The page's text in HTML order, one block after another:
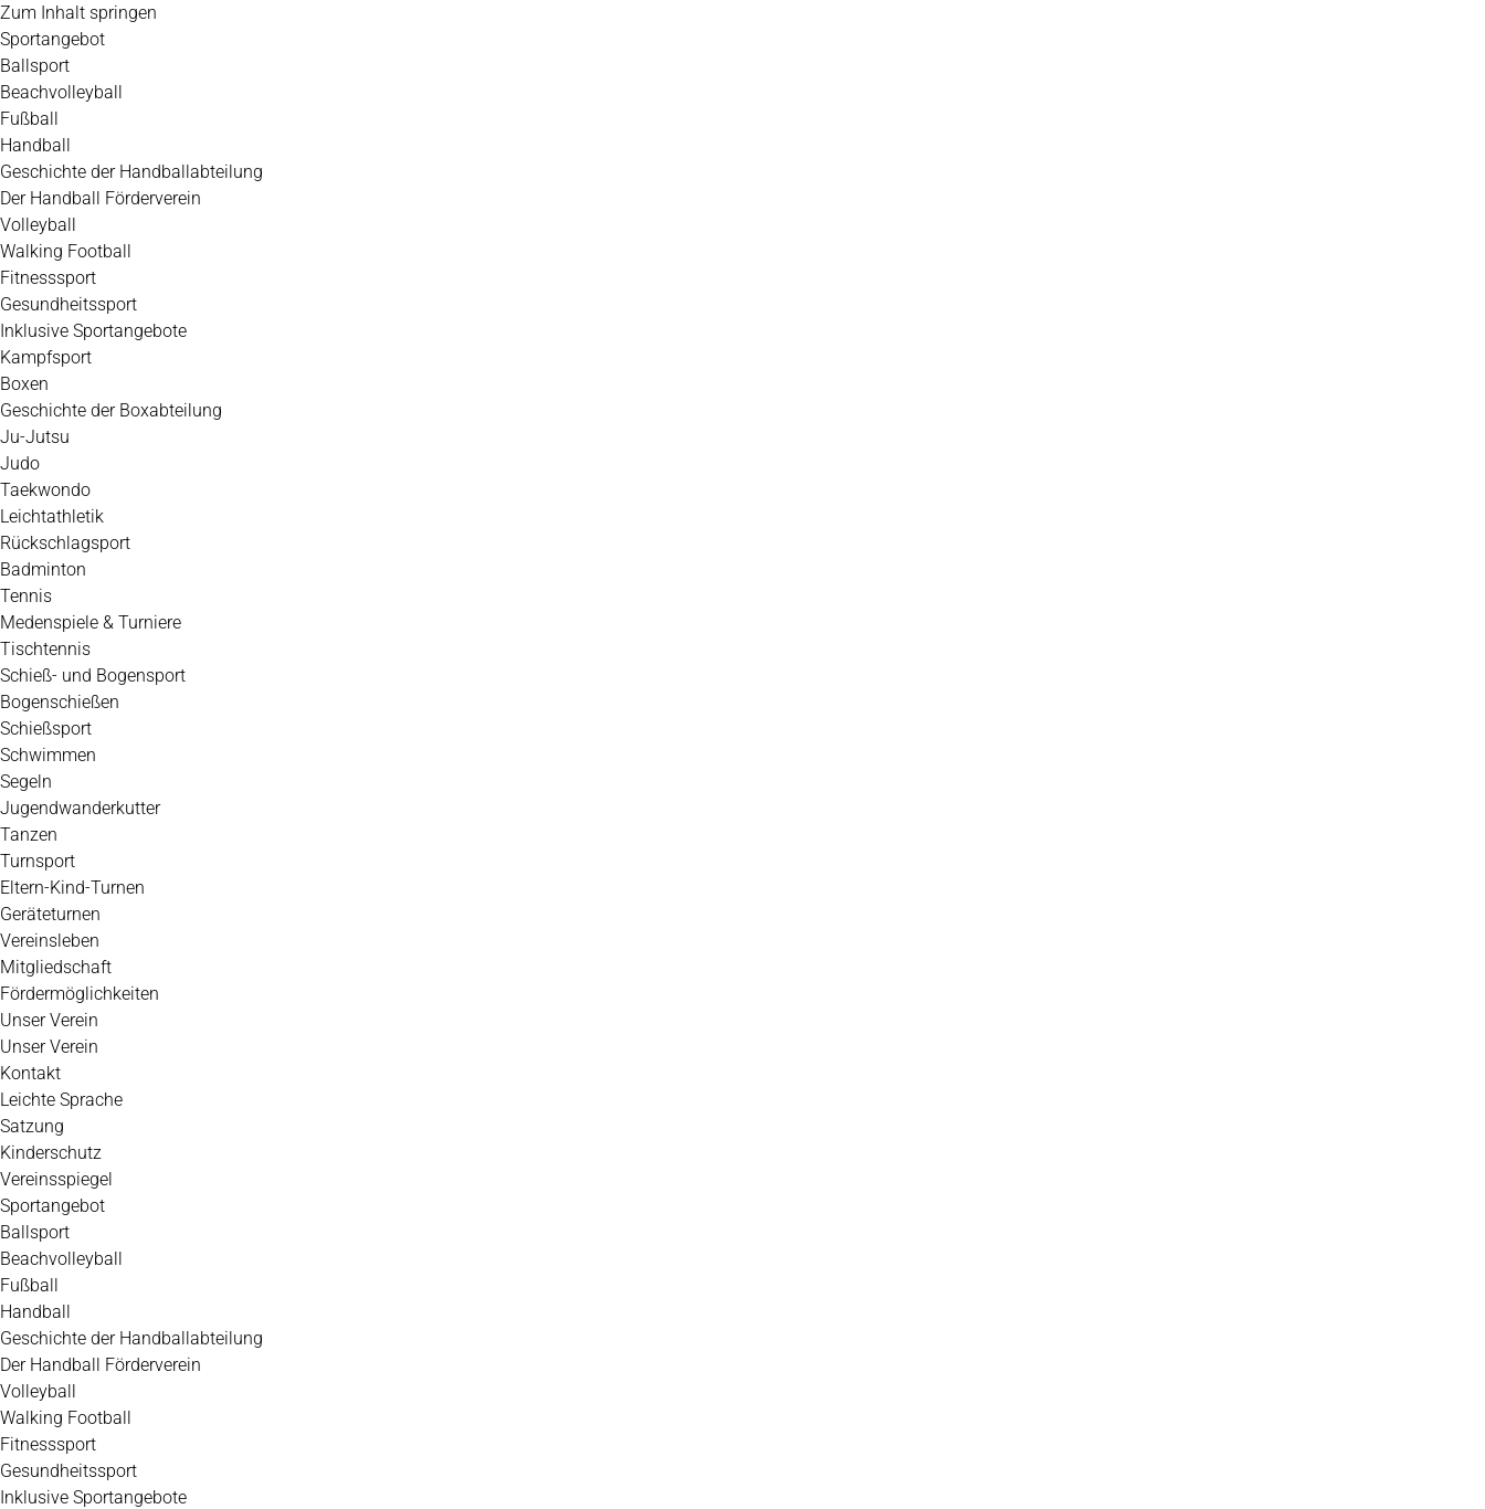
Zum Inhalt springen
Sportangebot
Ballsport
Beachvolleyball
Fußball
Handball
Geschichte der Handballabteilung
Der Handball Förderverein
Volleyball
Walking Football
Fitnesssport
Gesundheitssport
Inklusive Sportangebote
Kampfsport
Boxen
Geschichte der Boxabteilung
Ju-Jutsu
Judo
Taekwondo
Leichtathletik
Rückschlagsport
Badminton
Tennis
Medenspiele & Turniere
Tischtennis
Schieß- und Bogensport
Bogenschießen
Schießsport
Schwimmen
Segeln
Jugendwanderkutter
Tanzen
Turnsport
Eltern-Kind-Turnen
Geräteturnen
Vereinsleben
Mitgliedschaft
Fördermöglichkeiten
Unser Verein
Unser Verein
Kontakt
Leichte Sprache
Satzung
Kinderschutz
Vereinsspiegel
Sportangebot
Ballsport
Beachvolleyball
Fußball
Handball
Geschichte der Handballabteilung
Der Handball Förderverein
Volleyball
Walking Football
Fitnesssport
Gesundheitssport
Inklusive Sportangebote